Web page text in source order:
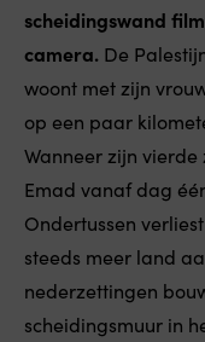
scheidingswand
camera. De
woont met zijn
op een paar
Wanneer zijn
Emad vanaf dag
Ondertussen
steeds meer land
nederzettingen
scheidingsmuur in